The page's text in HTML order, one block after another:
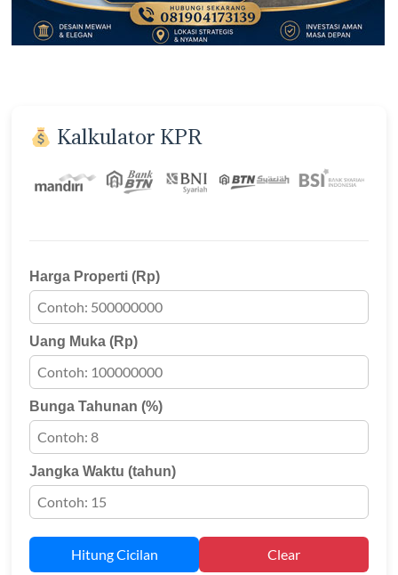
Kalkulator KPR
Harga Properti (Rp)
Uang Muka (Rp)
Bunga Tahunan (%)
Jangka Waktu (tahun)
Hitung Cicilan Clear